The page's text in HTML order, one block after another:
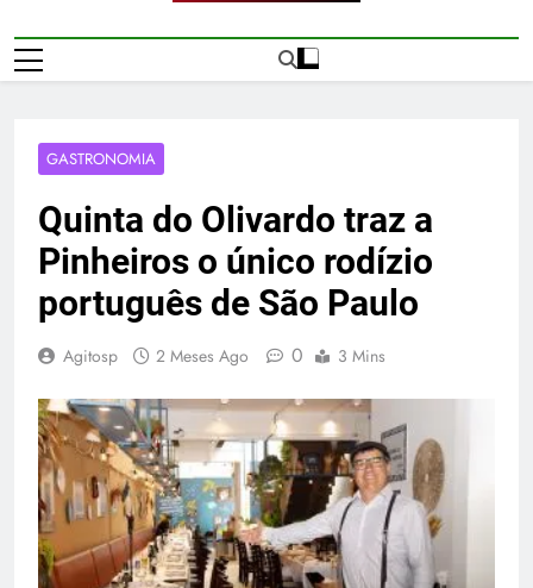
GASTRONOMIA
Quinta do Olivardo traz a
Pinheiros o único rodízio
português de São Paulo
Agitosp 2 Meses Ago 0 3 Mins